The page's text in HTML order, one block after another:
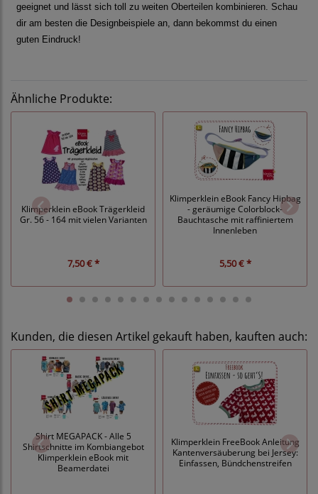
geeignet und lässt sich toll zu weiten Oberteilen kombinieren. Schau
dir am besten die Designbeispiele an, dann bekommst du einen
guten Eindruck!
Ähnliche Produkte:
Klimperklein eBook Trägerkleid
Gr. 56 - 164 mit vielen Varianten
7,50 € *
Klimperklein eBook Fancy Hipbag
- geräumige Colorblock-
Bauchtasche mit raffiniertem
Innenleben
5,50 € *
Kunden, die diesen Artikel gekauft haben, kauften auch:
Shirt MEGAPACK - Alle 5
Shirtschnitte im Kombiangebot
Klimperklein eBook mit
Beamerdatei
Klimperklein FreeBook Anleitung
Kantenversäuberung bei Jersey:
Einfassen, Bündchenstreifen